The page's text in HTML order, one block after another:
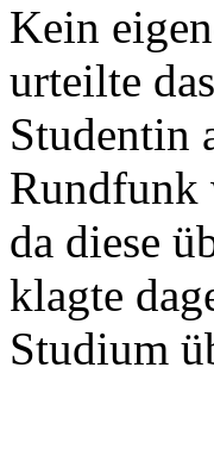
Kein
urteilte
Studentin
Rundfunk
da diese
klagte
Studium